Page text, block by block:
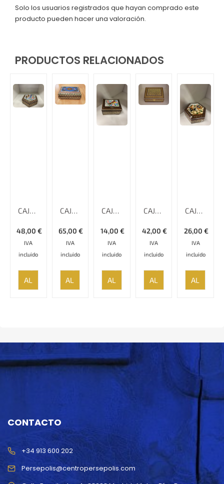
Solo los usuarios registrados que hayan comprado este
producto pueden hacer una valoración.
PRODUCTOS RELACIONADOS
CAJA KHATAMKARI – 15 CM
€
48,00
IVA
incluido
AL
CARRITO
CAJA KHATAMKARI – 16 CM
€
65,00
IVA
incluido
AL
CARRITO
CAJA KHATAMKARI – 7 CM
€
14,00
IVA
incluido
AL
CARRITO
CAJA KHATAMKARI – 17 CM
€
42,00
IVA
incluido
AL
CARRITO
CAJA KHATAMKARI – 12 CM
€
26,00
IVA
incluido
AL
CARRITO
CONTACTO
Persepolis@centropersepolis.com
+34 913 600 202